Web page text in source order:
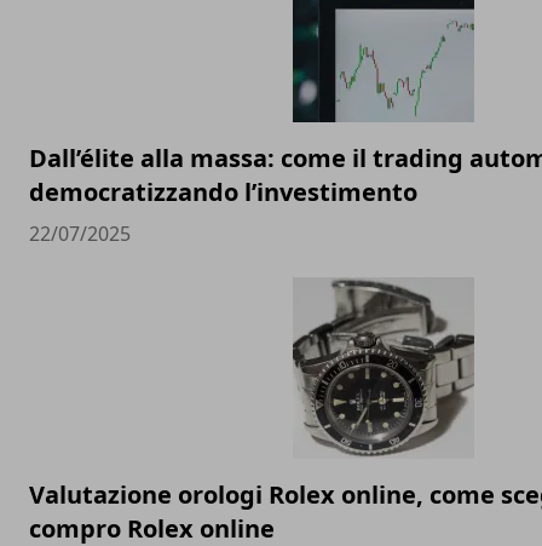
Dall’élite alla massa: come il trading
democratizzando l’investimento
22/07/2025
Valutazione orologi Rolex online, come
compro Rolex online